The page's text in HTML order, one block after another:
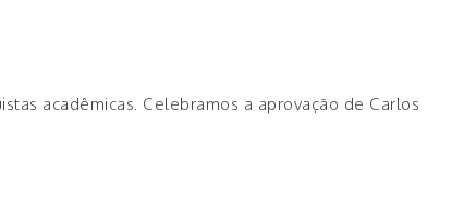
acadêmicas. Celebramos a aprovação de Carlos